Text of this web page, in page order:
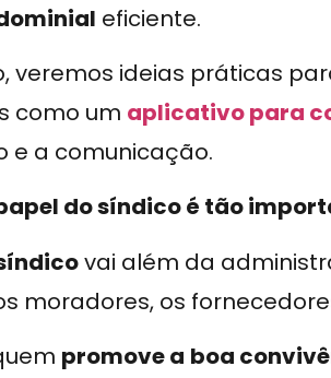
eficiente.
veremos ideias práticas
como um aplicativo para
e a comunicação.
papel do síndico é tão
vai além da
moradores, os
promove a boa